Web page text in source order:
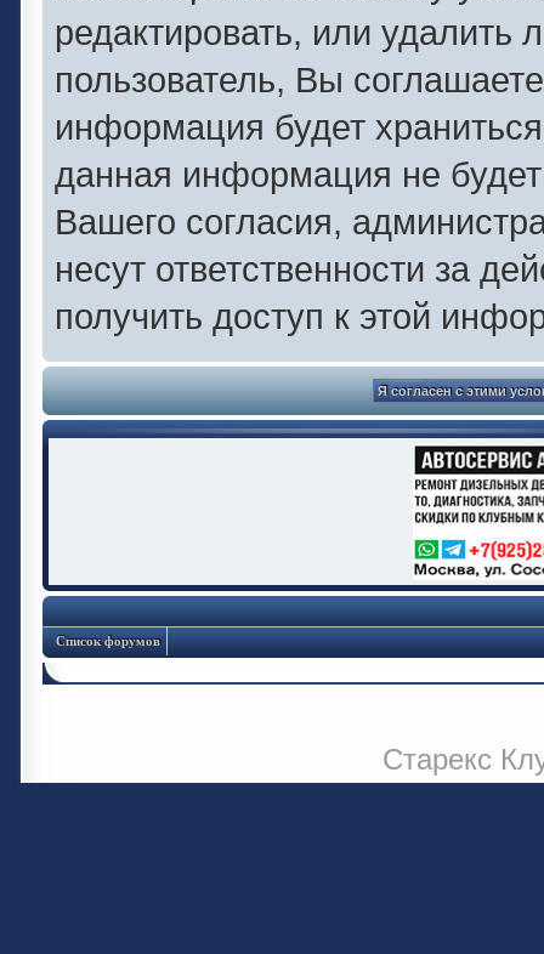
редактировать, или
пользователь, Вы
информация будет
данная информация не
Вашего согласия,
несут ответственности за
получить доступ к этой
Список форумов
Старекс